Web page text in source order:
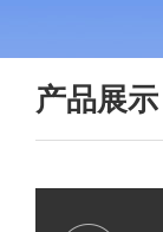
产品展示